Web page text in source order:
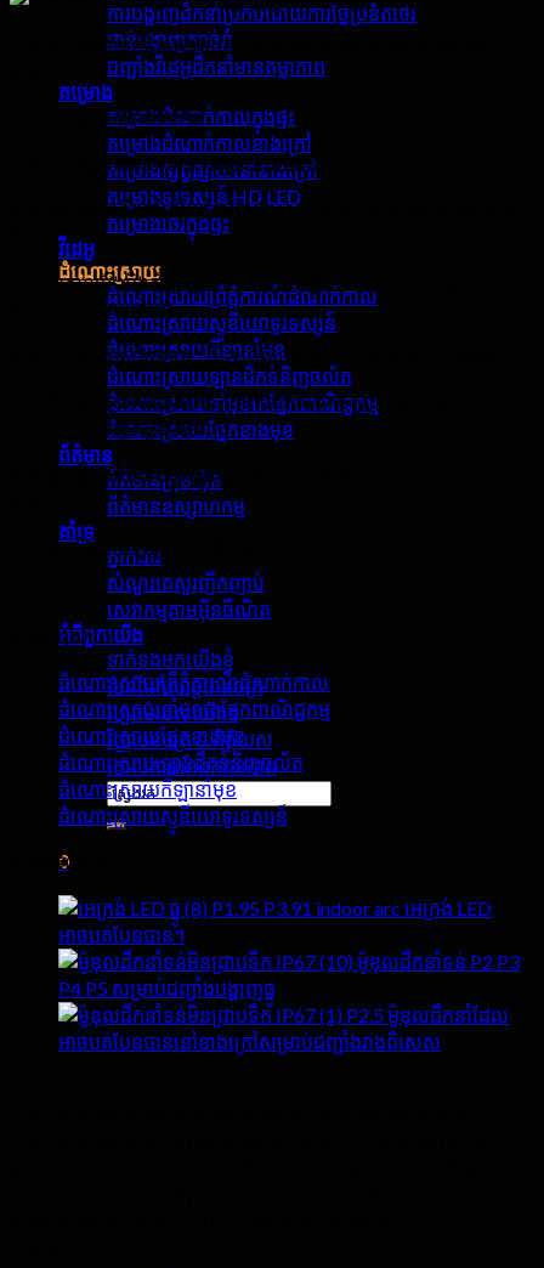
ការបង្ហាញដឹកនាំប្រកបដោយការច្នៃប្រឌិតថេរ
ជាន់បង្ហាញក្បាច់រាំ
ជញ្ជាំងវីដេអូដឹកនាំមានតម្លាភាព
គម្រោង
គម្រោងដំណាក់កាលក្នុងផ្ទះ
គម្រោងដំណាក់កាលខាងក្រៅ
គម្រោងផ្សព្វផ្សាយនៅខាងក្រៅ
គម្រោងទូរទស្សន៍ HD LED
គម្រោងថេរក្នុងផ្ទះ
វីដេអូ
ដំណោះស្រាយ
ដំណោះស្រាយព្រឹត្តិការណ៍ដំណាក់កាល
ដំណោះស្រាយស្ទូឌីយោទូរទស្សន៍
ដំណោះស្រាយកីឡានាំមុខ
ដំណោះស្រាយឡានដឹកទំនិញចល័ត
ដំណោះស្រាយនាំមុខគេផ្នែកពាណិជ្ជកម្ម
ដំណោះស្រាយផ្នែកខាងមុខ
ព័ត៌មាន
ព័ត៌មានក្រុមហ៊ុន
ព័ត៌មានឧស្សាហកម្ម
គាំទ្រ
ភ្នាក់ងារ
សំណួរគេសួរញឹកញាប់
សេវាកម្មតាមអ៊ីនធឺណិត
អំពី​ពួក​យើង
ទាក់ទងមកយើងខ្ញុំ
ដំណើរកំសាន្តរោងចក្រ
វប្បធម៌របស់យើង។
វិញ្ញាបនបត្រ & កិត្តិយស
គោលការណ៍ឯកជនភាព
ស្វែងរក:
0
រទេះ
មិនមានផលិតផលនៅក្នុងរទេះទេ.
1. សមាមាត្រពណ៌និងសមាមាត្រកម្រិតពណ៌ខ្ពស់ធានានូវរូបភាពច្បាស់
2. ការប្រើប្រាស់ថាមពលទាប
3. មុំមើលធំទូលាយសម្រាប់ទស្សនិកជនធំជាង
4. ម៉ូឌុលប្រឆាំងនឹងកាំរស្មីយូវីការពារការខូចខាតពីការប៉ះពាល់នឹងពន្លឺព្រះអា
5. អាយុកាលវែងនិងសីតុណ្ហាភាពទាបកើនឡើងដោយសារតែបណ្តាញ duel
សម្រាប់ការរលាយកំដៅ
6. ថ្នាក់ការពារខ្ពស់នៃអាយ។ ភី .៦ ធ្វើឱ្យអេក្រង់ LED មិនជ្រាបទឹកនិងធូលី
7. ប្រតិបត្តិការប្រកបដោយសុវត្ថិភាពនិងអាចទុកចិត្តបានធានាដោយសញ្ញា
ស្ថេរភាពនិងការផ្គត់ផ្គង់ថាមពល
8. សញ្ញាធ្វើសមកាលកម្មបង្ហាញរូបភាពជាប្រចាំដោយគ្មានការពន្យាពេល
9. ការតំឡើងងាយស្រួល, រុះរើនិងថែទាំ
ដំណោះស្រាយ
ដំណោះស្រាយព្រឹត្តិការណ៍ដំណាក់កាល
ដំណោះស្រាយនាំមុខគេផ្នែកពាណិជ្ជកម្ម
ដំណោះស្រាយផ្នែកខាងមុខ
ដំណោះស្រាយឡានដឹកទំនិញចល័ត
ដំណោះស្រាយកីឡានាំមុខ
ដំណោះស្រាយស្ទូឌីយោទូរទស្សន៍
ផលិតផលក្តៅ
P1.95 P3.91 indoor arc អេក្រង់ LED
អាចបត់បែនបាន។
ម៉ូឌុលដឹកនាំទន់ P2 P3
P4 P5 សម្រាប់ជញ្ជាំងបង្ហាញធ្នូ
P2.5 ម៉ូឌុលដឹកនាំដែល
អាចបត់បែនបាននៅខាងក្រៅសម្រាប់ជញ្ជាំងរាងពិសេស